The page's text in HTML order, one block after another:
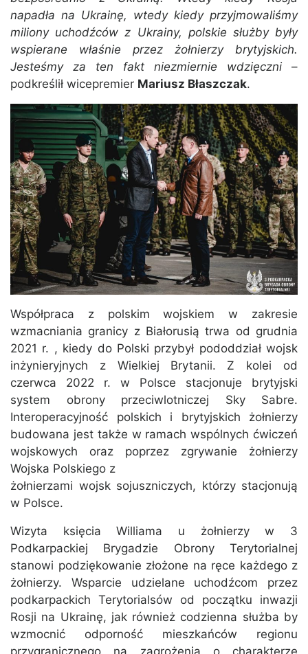
napadła na Ukrainę, wtedy kiedy przyjmowaliśmy
miliony uchodźców z Ukrainy, polskie służby były
wspierane właśnie przez żołnierzy brytyjskich.
Jesteśmy za ten fakt niezmiernie wdzięczni –
podkreślił wicepremier Mariusz Błaszczak.
Współpraca z polskim wojskiem w zakresie
wzmacniania granicy z Białorusią trwa od grudnia
2021 r. , kiedy do Polski przybył pododdział wojsk
inżynieryjnych z Wielkiej Brytanii. Z kolei od
czerwca 2022 r. w Polsce stacjonuje brytyjski
system obrony przeciwlotniczej Sky Sabre.
Interoperacyjność polskich i brytyjskich żołnierzy
budowana jest także w ramach wspólnych ćwiczeń
wojskowych oraz poprzez zgrywanie żołnierzy
Wojska Polskiego z
żołnierzami wojsk sojuszniczych, którzy stacjonują
w Polsce.
Wizyta księcia Williama u żołnierzy w 3
Podkarpackiej Brygadzie Obrony Terytorialnej
stanowi podziękowanie złożone na ręce każdego z
żołnierzy. Wsparcie udzielane uchodźcom przez
podkarpackich Terytorialsów od początku inwazji
Rosji na Ukrainę, jak również codzienna służba by
wzmocnić odporność mieszkańców regionu